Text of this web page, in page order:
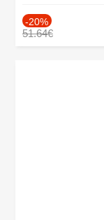
-20%
51.64€